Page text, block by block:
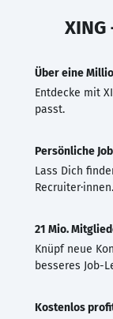
Über eine
Entdecke mit
passt.
Persönliche
Lass Dich
Recruiter·innen.
21 Mio.
Knüpf neue
besseres Job-
Kostenlos